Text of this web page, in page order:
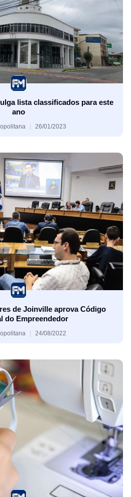
lista classificados para este
ano
26/01/2023
de Joinville aprova Código
do Empreendedor
24/08/2022